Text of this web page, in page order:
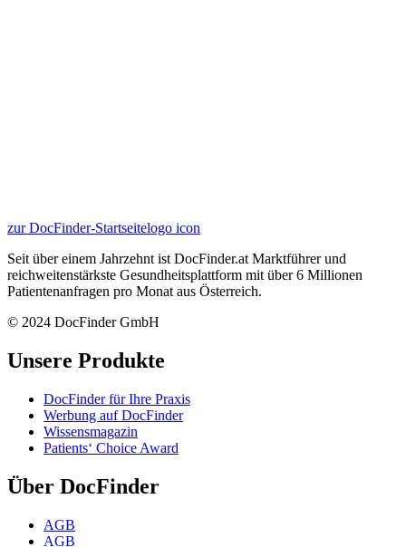
zur DocFinder-Startseitelogo icon
Seit über einem Jahrzehnt ist DocFinder.at Marktführer und
reichweitenstärkste Gesundheitsplattform mit über 6 Millionen
Patientenanfragen pro Monat aus Österreich.
© 2024 DocFinder GmbH
Unsere Produkte
DocFinder für Ihre Praxis
Werbung auf DocFinder
Wissensmagazin
Patients‘ Choice Award
Über DocFinder
AGB
AGB